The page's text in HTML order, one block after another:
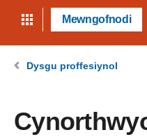
Mewngofnodi
Dysgu proffesiynol